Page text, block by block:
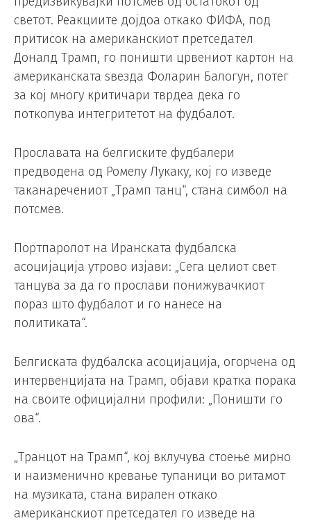
светот. Реакциите дојдоа откако ФИФА, под
притисок на американскиот претседател
Доналд Трамп, го поништи црвениот картон на
американската ѕвезда Фоларин Балогун, потег
за кој многу критичари тврдеа дека го
поткопува интегритетот на фудбалот.
Прославата на белгиските фудбалери
предводена од Ромелу Лукаку, кој го изведе
таканаречениот „Трамп танц“, стана симбол на
потсмев.
Портпаролот на Иранската фудбалска
асоцијација утрово изјави: „Сега целиот свет
танцува за да го прослави понижувачкиот
пораз што фудбалот и го нанесе на
политиката“.
Белгиската фудбалска асоцијација, огорчена од
интервенцијата на Трамп, објави кратка порака
на своите официјални профили: „Поништи го
ова“.
„Транцот на Трамп“, кој вклучува стоење мирно
и наизменично кревање тупаници во ритамот
на музиката, стана вирален откако
американскиот претседател го изведе на